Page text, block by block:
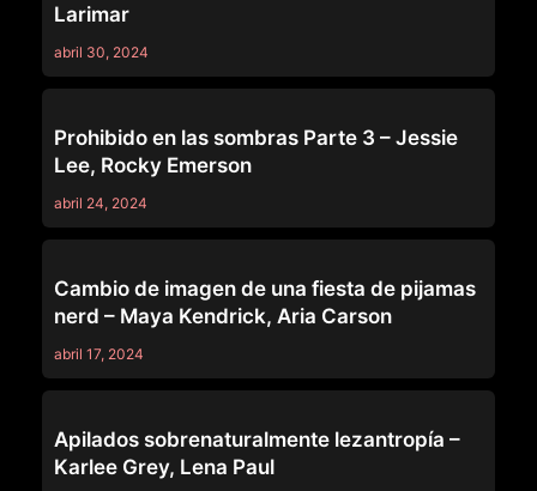
Larimar
abril 30, 2024
Prohibido en las sombras Parte 3 – Jessie
Lee, Rocky Emerson
abril 24, 2024
Cambio de imagen de una fiesta de pijamas
nerd – Maya Kendrick, Aria Carson
abril 17, 2024
Apilados sobrenaturalmente lezantropía –
Karlee Grey, Lena Paul